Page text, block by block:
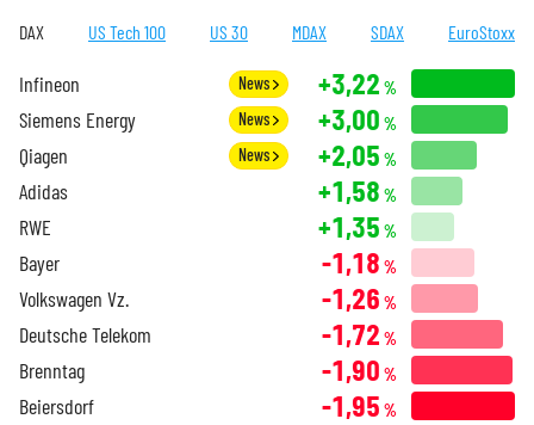
DAX US Tech 100 US 30 MDAX SDAX EuroStoxx
Infineon News +3,22 %
Siemens Energy News +3,00 %
Qiagen News +2,05 %
Adidas +1,58 %
RWE +1,35 %
Bayer -1,18 %
Volkswagen Vz. -1,26 %
Deutsche Telekom -1,72 %
Brenntag -1,90 %
Beiersdorf -1,95 %